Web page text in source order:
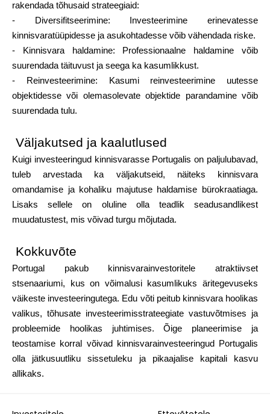
rakendada tõhusaid strateegiaid:
- Diversifitseerimine: Investeerimine erinevatesse
kinnisvaratüüpidesse ja asukohtadesse võib vähendada riske.
- Kinnisvara haldamine: Professionaalne haldamine võib
suurendada täituvust ja seega ka kasumlikkust.
- Reinvesteerimine: Kasumi reinvesteerimine uutesse
objektidesse või olemasolevate objektide parandamine võib
suurendada tulu.
Väljakutsed ja kaalutlused
Kuigi investeeringud kinnisvarasse Portugalis on paljulubavad,
tuleb arvestada ka väljakutseid, näiteks kinnisvara
omandamise ja kohaliku majutuse haldamise bürokraatiaga.
Lisaks sellele on oluline olla teadlik seadusandlikest
muudatustest, mis võivad turgu mõjutada.
Kokkuvõte
Portugal pakub kinnisvarainvestoritele atraktiivset
stsenaariumi, kus on võimalusi kasumlikuks äritegevuseks
väikeste investeeringutega. Edu võti peitub kinnisvara hoolikas
valikus, tõhusate investeerimisstrateegiate vastuvõtmises ja
probleemide hoolikas juhtimises. Õige planeerimise ja
teostamise korral võivad kinnisvarainvesteeringud Portugalis
olla jätkusuutliku sissetuleku ja pikaajalise kapitali kasvu
allikaks.